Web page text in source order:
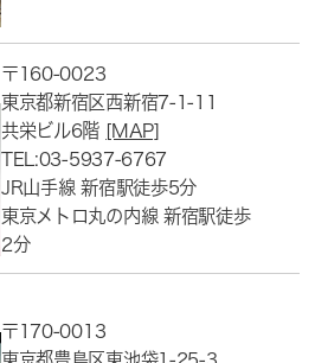
〒160-0023
東京都新宿区西新宿7-1-11
共栄ビル6階 [MAP]
TEL:03-5937-6767
JR山手線 新宿駅徒歩5分
東京メトロ丸の内線 新宿駅徒歩
2分
〒170-0013